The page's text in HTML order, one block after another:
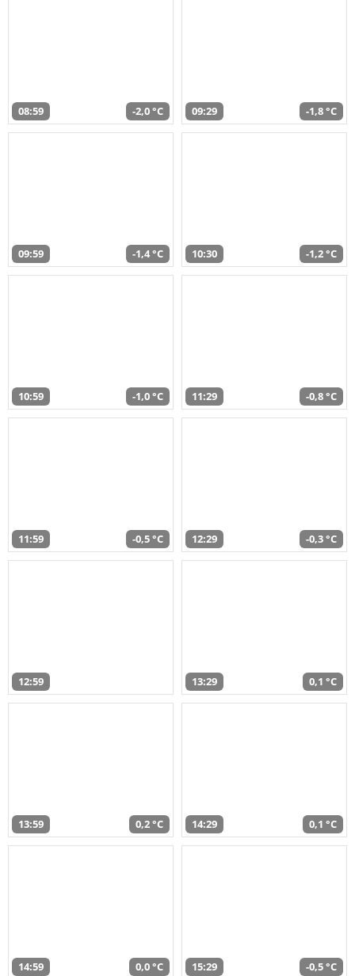
08:59 -2,0 °C 09:29 -1,8 °C
09:59 -1,4 °C 10:30 -1,2 °C
10:59 -1,0 °C 11:29 -0,8 °C
11:59 -0,5 °C 12:29 -0,3 °C
12:59 13:29 0,1 °C
13:59 0,2 °C 14:29 0,1 °C
14:59 0,0 °C 15:29 -0,5 °C